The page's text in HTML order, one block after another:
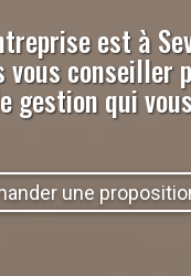
est à
vous conseiller
gestion qui
une